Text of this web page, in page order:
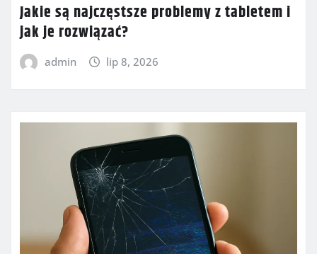
Jakie są najczęstsze problemy z tabletem i
jak je rozwiązać?
admin lip 8, 2026